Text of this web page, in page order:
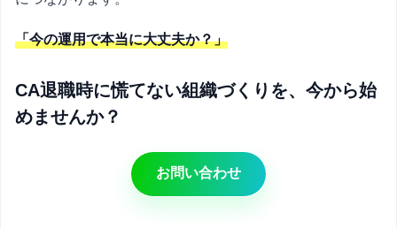
「今の運用で本当に大丈夫か？」
CA退職時に慌てない組織づくりを、今から始
めませんか？
お問い合わせ